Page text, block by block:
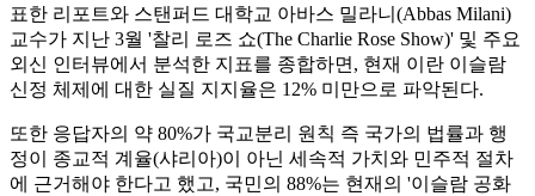
표한 리포트와 스탠퍼드 대학교 아바스 밀라니(Abbas Milani)
교수가 지난 3월 '찰리 로즈 쇼(The Charlie Rose Show)' 및 주요
외신 인터뷰에서 분석한 지표를 종합하면, 현재 이란 이슬람
신정 체제에 대한 실질 지지율은 12% 미만으로 파악된다.
또한 응답자의 약 80%가 국교분리 원칙 즉 국가의 법률과 행
정이 종교적 계율(샤리아)이 아닌 세속적 가치와 민주적 절차
에 근거해야 한다고 했고, 국민의 88%는 현재의 '이슬람 공화